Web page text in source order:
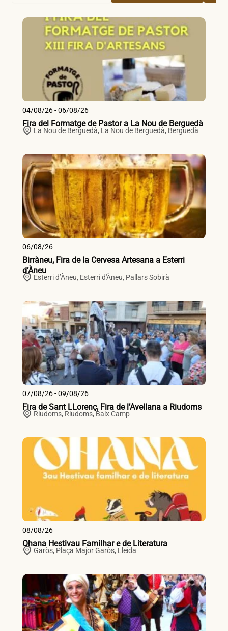
04/08/26 - 06/08/26
Fira del Formatge de Pastor a La Nou de Berguedà
La Nou de Berguedà, La Nou de Berguedà, Berguedà
06/08/26
Birràneu, Fira de la Cervesa Artesana a Esterri
d’Àneu
Esterri d’Àneu, Esterri d'Àneu, Pallars Sobirà
07/08/26 - 09/08/26
Fira de Sant LLorenç, Fira de l’Avellana a Riudoms
Riudoms, Riudoms,Baix Camp
08/08/26
Ohana Hestivau Familhar e de Literatura
Garòs, Plaça Major Garòs, Lleida